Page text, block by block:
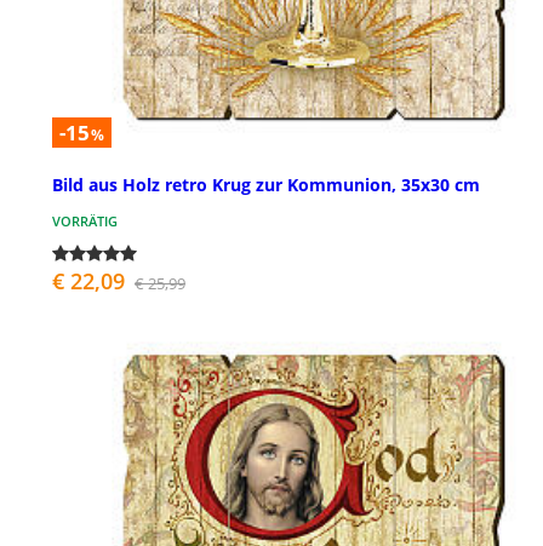
-15%
Bild aus Holz retro Krug zur Kommunion, 35x30 cm
VORRÄTIG
€ 22,09 € 25,99